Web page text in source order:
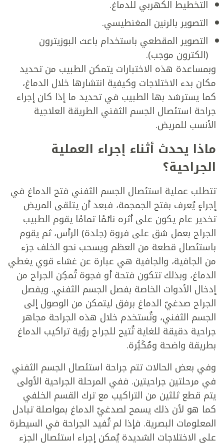
التخطيط الكهربي للدماغ.
التصوير بالرنين المغنطيسي.
التصوير المقطعي باستخدام باعث البوزيترون
(الكترون موجب).
وبمساعدة هذه الاختبارات يتمكن الطبيب من تحديد
مكان بدء الاختلاجات وكيفية انتشارها خلال الدماغ،
كما يسترشد بها الطبيب في تحديد ما إذا كان إجراء
جراحة استئصال الجسم الثفني الطريقة العلاجية
الأنسب للمريض.
ماذا يحدث أثناء إجراء العملية
الجراحية؟
تتطلب عملية استئصال الجسم الثفني فتح الدماغ في
إجراءٍ يُعرف بفتح الجمجمة، فبعد أن يتلقى المريض
تخدير عام يكون على أثره نائمًا تمامًا يقوم الطبيب
الجراح بعمل شق على فروة (جلدة) الرأس، ثم يقوم
باستئصال قطعة من العظم ويسحب نحو الخلف جزء
من الجافية، والجافية هي عبارة عن غشاء قوي يغطي
الدماغ، وبذلك تتكون فتحة أو فجوة تُمكِن الجراح من
إدخال الأدوات الخاصة بفصل الجسم الثفني. ويفصل
الجراح صدغيّ الدماغ برفق ليتمكن من الوصول إلى
الجسم الثفني، وتُستخدم خلال هذه الجراحة مجاهر
جراحية دقيقة للغاية تُتيح للجراح رؤية تراكيب الدماغ
بطريقة واضحة ومُكَبَّرة.
وفي بعض الحالات تتم جراحة استئصال الجسم الثفني
في مرحلتين جراحيتين. ففي المرحلة الجراحية الأولى
يتم قطع ثلثين من التراكيب مع ترك القسم الخلفي
كما هو لأن ذلك يسمح لصدغيّ الدماغ بمواصلة تبادل
المعلومات البصرية. فإذا لم تُفيد الجراحة في السيطرة
على الاختلاجات الشديدة يُمكن إجراء استئصال الجزء